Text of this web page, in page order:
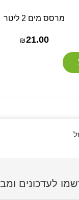
מרסס מים 2 ליטר
₪21.00
לעדכונים